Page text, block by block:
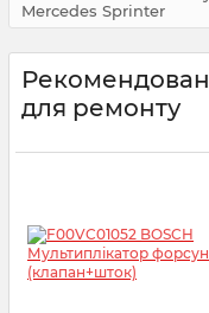
Mercedes Sprinter
для ремонту